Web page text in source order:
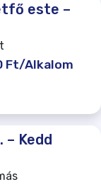
este –
Ft/Alkalom
– Kedd